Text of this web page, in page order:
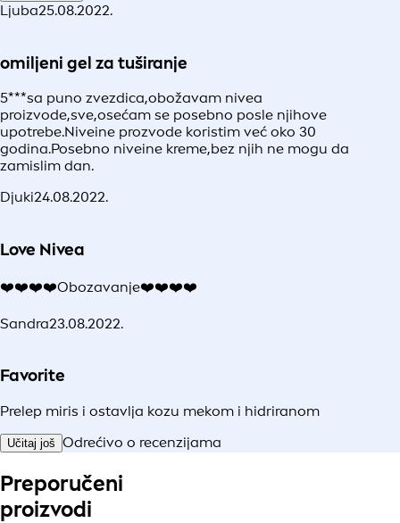
Ljuba25.08.2022.
omiljeni gel za tuširanje
5***sa puno zvezdica,obožavam nivea
proizvode,sve,osećam se posebno posle njihove
upotrebe.Niveine prozvode koristim već oko 30
godina.Posebno niveine kreme,bez njih ne mogu da
zamislim dan.
Djuki24.08.2022.
Love Nivea
❤️❤️❤️❤️Obozavanje❤️❤️❤️❤️
Sandra23.08.2022.
Favorite
Prelep miris i ostavlja kozu mekom i hidriranom
Učitaj još Odrećivo o recenzijama
Preporučeni
proizvodi